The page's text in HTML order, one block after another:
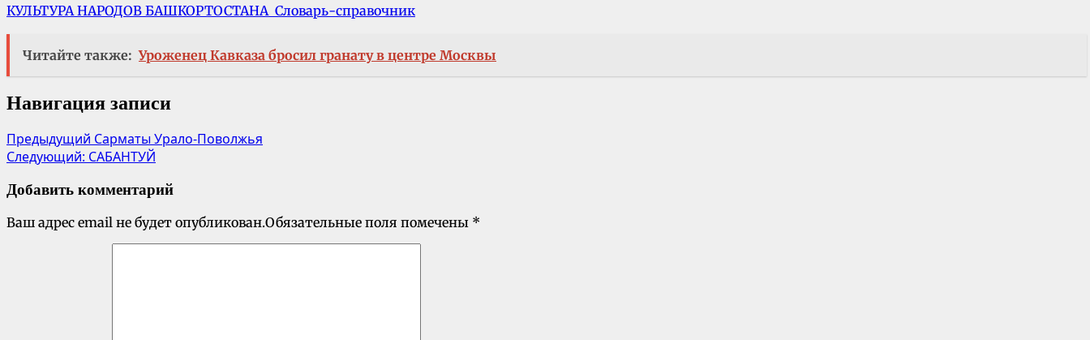
КУЛЬТУРА НАРОДОВ БАШКОРТОСТАНА Словарь-справочник
Читайте также: Уроженец Кавказа бросил гранату в центре Москвы
Навигация записи
Предыдущий Сарматы Урало-Поволжья
Следующий: САБАНТУЙ
Добавить комментарий
Ваш адрес email не будет опубликован.Обязательные поля помечены *